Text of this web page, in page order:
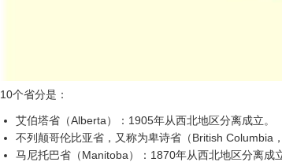
10个省分是：
艾伯塔省（Alberta）：1905年从西北地区分离成立。
不列颠哥伦比亚省，又称为卑诗省（British Columbia
马尼托巴省（Manitoba）：1870年从西北地区分离成立